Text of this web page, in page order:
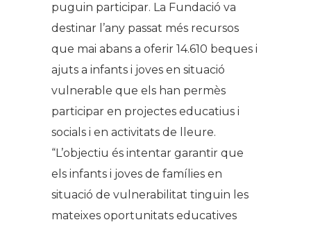
puguin participar. La Fundació va
destinar l’any passat més recursos
que mai abans a oferir 14.610 beques i
ajuts a infants i joves en situació
vulnerable que els han permès
participar en projectes educatius i
socials i en activitats de lleure.
“L’objectiu és intentar garantir que
els infants i joves de famílies en
situació de vulnerabilitat tinguin les
mateixes oportunitats educatives